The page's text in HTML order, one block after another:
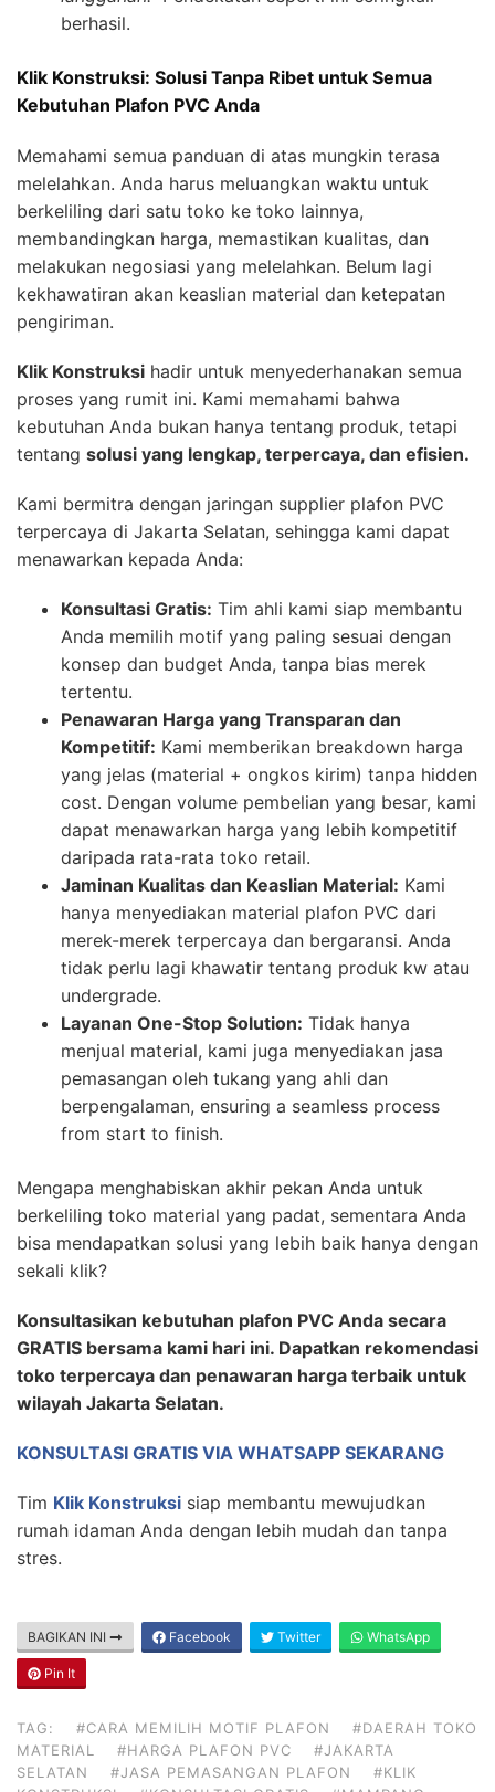
berhasil.
Klik Konstruksi: Solusi Tanpa Ribet untuk Semua
Kebutuhan Plafon PVC Anda
Memahami semua panduan di atas mungkin terasa
melelahkan. Anda harus meluangkan waktu untuk
berkeliling dari satu toko ke toko lainnya,
membandingkan harga, memastikan kualitas, dan
melakukan negosiasi yang melelahkan. Belum lagi
kekhawatiran akan keaslian material dan ketepatan
pengiriman.
Klik Konstruksi hadir untuk menyederhanakan semua
proses yang rumit ini. Kami memahami bahwa
kebutuhan Anda bukan hanya tentang produk, tetapi
tentang solusi yang lengkap, terpercaya, dan efisien.
Kami bermitra dengan jaringan supplier plafon PVC
terpercaya di Jakarta Selatan, sehingga kami dapat
menawarkan kepada Anda:
Konsultasi Gratis: Tim ahli kami siap membantu
Anda memilih motif yang paling sesuai dengan
konsep dan budget Anda, tanpa bias merek
tertentu.
Penawaran Harga yang Transparan dan
Kompetitif: Kami memberikan breakdown harga
yang jelas (material + ongkos kirim) tanpa hidden
cost. Dengan volume pembelian yang besar, kami
dapat menawarkan harga yang lebih kompetitif
daripada rata-rata toko retail.
Jaminan Kualitas dan Keaslian Material: Kami
hanya menyediakan material plafon PVC dari
merek-merek terpercaya dan bergaransi. Anda
tidak perlu lagi khawatir tentang produk kw atau
undergrade.
Layanan One-Stop Solution: Tidak hanya
menjual material, kami juga menyediakan jasa
pemasangan oleh tukang yang ahli dan
berpengalaman, ensuring a seamless process
from start to finish.
Mengapa menghabiskan akhir pekan Anda untuk
berkeliling toko material yang padat, sementara Anda
bisa mendapatkan solusi yang lebih baik hanya dengan
sekali klik?
Konsultasikan kebutuhan plafon PVC Anda secara
GRATIS bersama kami hari ini. Dapatkan rekomendasi
toko terpercaya dan penawaran harga terbaik untuk
wilayah Jakarta Selatan.
KONSULTASI GRATIS VIA WHATSAPP SEKARANG
Tim Klik Konstruksi siap membantu mewujudkan
rumah idaman Anda dengan lebih mudah dan tanpa
stres.
BAGIKAN INI Facebook Twitter WhatsApp
Pin It
TAG: #CARA MEMILIH MOTIF PLAFON
#DAERAH TOKO
MATERIAL
#HARGA PLAFON PVC
#JAKARTA
SELATAN
#JASA PEMASANGAN PLAFON
#KLIK